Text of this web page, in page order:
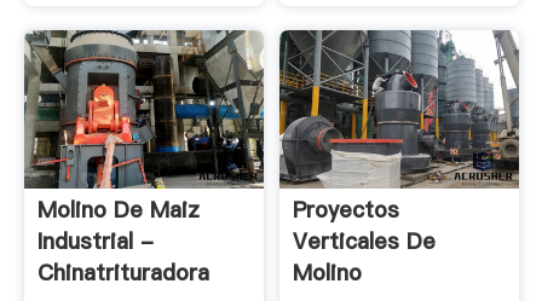
Molino De Maiz
Industrial -
Chinatrituradora
Proyectos
Verticales De
Molino